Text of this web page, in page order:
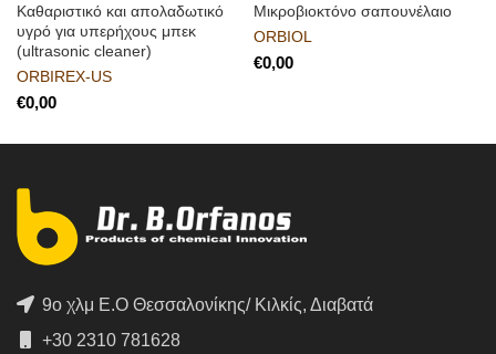
Καθαριστικό και απολαδωτικό
υγρό για υπερήχους μπεκ
(ultrasonic cleaner)
ORBIREX-US
€
Μικροβιοκτόνο σαπουνέλαιο
ORBIOL
€
9ο χλμ Ε.Ο Θεσσαλονίκης/ Κιλκίς, Διαβατά
+30 2310 781628